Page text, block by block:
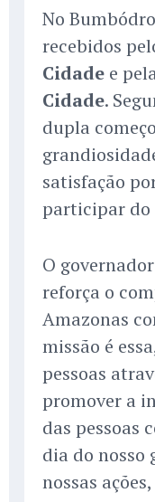
No
recebidos
Cidade e
Cidade.
dupla
satisfação
participar do
O
reforça o
Amazonas
missão é
pessoas
promover a
das pessoas
dia do nosso
nossas